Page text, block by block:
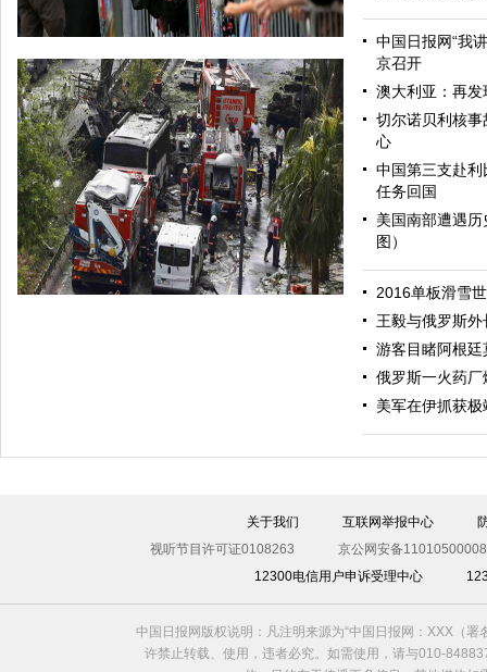
哈里与梅根亮相都柏林街头接受民众欢迎
中国日报网“我
京召开
澳大利亚：再
切尔诺贝利核
心
中国第三支赴
任务回国
美国南部遭遇
图）
2016单板滑雪
王毅与俄罗斯
游客目睹阿根
俄罗斯一火药
美军在伊抓获极
关于我们 互联网举报中心
视听节目许可证0108263
京公网安备
12300电信用户申诉受理中心
中国日报网版权说明：凡注明来源为“中国日报网：XXX（
许禁止转载、使用，违者必究。如需使用，请与010-